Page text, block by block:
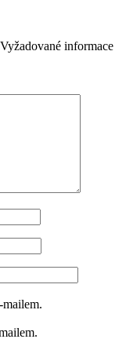
Vyžadované informace